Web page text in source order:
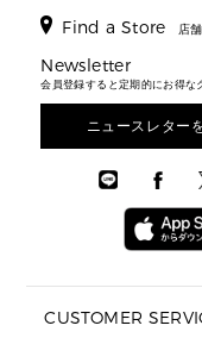
3
ミニ
Find a Store 店
Newsletter
会員登録すると定期的にお得な
ニュースレター
CUSTOMER